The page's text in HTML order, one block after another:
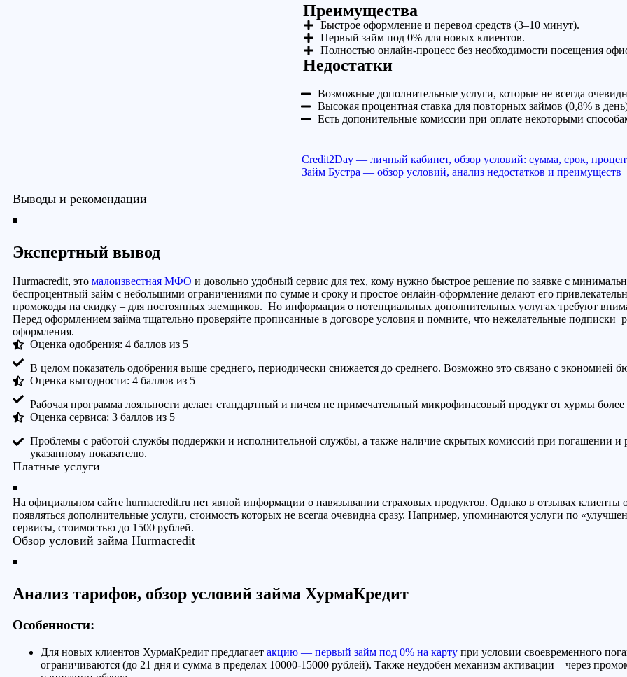
Преимущества
Быстрое оформление и перевод средств (3–10 минут).
Первый займ под 0% для новых клиентов.
Полностью онлайн-процесс без необходимости посещения
Недостатки
Возможные дополнительные услуги, которые не всегда
Высокая процентная ставка для повторных займов (0,8% в
Есть допонительные комиссии при оплате некоторыми
Credit2Day — личный кабинет, обзор условий: сумма, срок,
Займ Бустра — обзор условий, анализ недостатков и преимуществ
Выводы и рекомендации
Экспертный вывод
Hurmacredit, это малоизвестная МФО и довольно удобный сервис для тех, кому нужно быстрое решение по заявке с
беспроцентный займ с небольшими ограничениями по сумме и сроку и простое онлайн-оформление делают его
промокоды на скидку – для постоянных заемщиков. Но информация о потенциальных дополнительных услугах требуют
Перед оформлением займа тщательно проверяйте прописанные в договоре условия и помните, что нежелательные подписки
оформления.
Оценка одобрения: 4 баллов из 5
В целом показатель одобрения выше среднего, периодически снижается до среднего. Возможно это связано с экономией
Оценка выгодности: 4 баллов из 5
Рабочая программа лояльности делает стандартный и ничем не примечательный микрофинасовый продукт от хурмы
Оценка сервиса: 3 баллов из 5
Проблемы с работой службы поддержки и исполнительной службы, а также наличие скрытых комиссий при погашении
указанному показателю.
Платные услуги
На официальном сайте hurmacredit.ru нет явной информации о навязывании страховых продуктов. Однако в отзывах клиенты
появляться дополнительные услуги, стоимость которых не всегда очевидна сразу. Например, упоминаются услуги по
сервисы, стоимостью до 1500 рублей.
Обзор условий займа Hurmacredit
Анализ тарифов, обзор условий займа ХурмаКредит
Особенности:
Для новых клиентов ХурмаКредит предлагает акцию — первый займ под 0% на карту при условии своевременного
ограничиваются (до 21 дня и сумма в пределах 10000-15000 рублей). Также неудобен механизм активации – через